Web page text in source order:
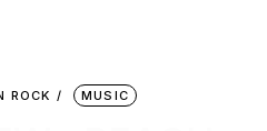
ROCK MUSIC